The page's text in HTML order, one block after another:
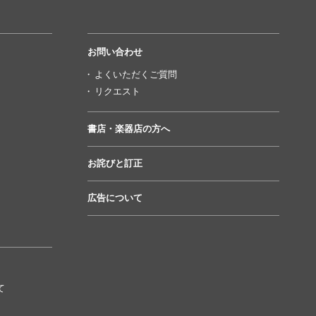
お問い合わせ
よくいただくご質問
リクエスト
書店・楽器店の方へ
お詫びと訂正
広告について